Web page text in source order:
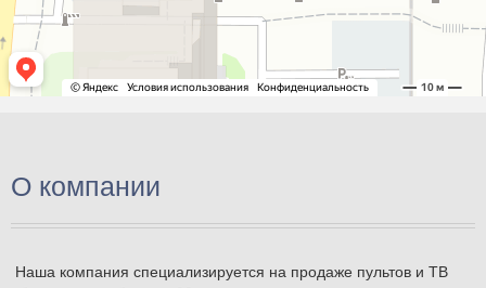
О компании
Наша компания специализируется на продаже пультов и ТВ